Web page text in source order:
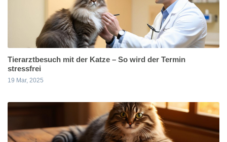
Tierarztbesuch mit der Katze – So wird der Termin
stressfrei
19 Mar, 2025